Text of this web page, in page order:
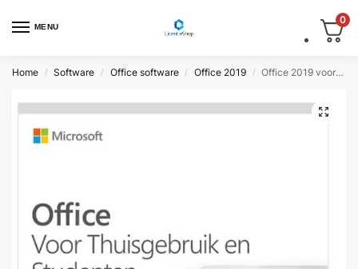
MENU
0
Home / Software / Office software / Office 2019 / Office 2019 voor thuisgebruik en studenten – Windows